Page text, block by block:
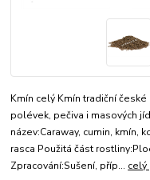
Kmín celý Kmín tradiční
polévek, pečiva i masových
název:Caraway, cumin, kmín,
rasca Použitá část
Zpracování:Sušení, příp... celý